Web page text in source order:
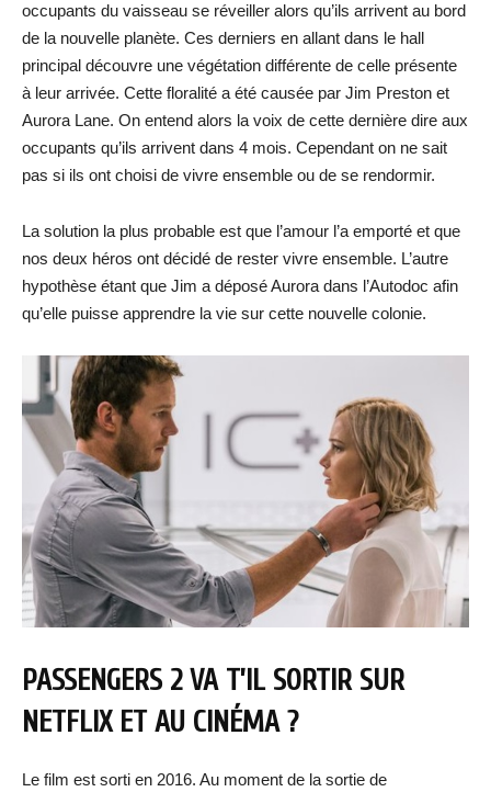
occupants du vaisseau se réveiller alors qu’ils arrivent au bord
de la nouvelle planète. Ces derniers en allant dans le hall
principal découvre une végétation différente de celle présente
à leur arrivée. Cette floralité a été causée par Jim Preston et
Aurora Lane. On entend alors la voix de cette dernière dire aux
occupants qu’ils arrivent dans 4 mois. Cependant on ne sait
pas si ils ont choisi de vivre ensemble ou de se rendormir.
La solution la plus probable est que l’amour l’a emporté et que
nos deux héros ont décidé de rester vivre ensemble. L’autre
hypothèse étant que Jim a déposé Aurora dans l’Autodoc afin
qu’elle puisse apprendre la vie sur cette nouvelle colonie.
PASSENGERS 2 VA T’IL SORTIR SUR
NETFLIX ET AU CINÉMA ?
Le film est sorti en 2016. Au moment de la sortie de